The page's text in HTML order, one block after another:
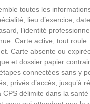
toutes les
lieu d’exercice,
l’identité
Carte active, tout roule
Carte absente ou
et dossier papier
connectées sans y
privés d’accès, jusqu’à
CPS délimite dans la